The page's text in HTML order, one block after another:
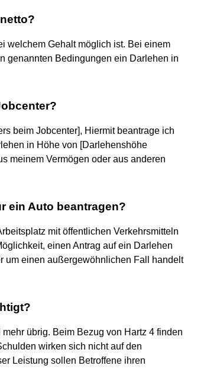
welchem Gehalt möglich ist. Bei einem
genannten Bedingungen ein Darlehen in
beim Jobcenter], Hiermit beantrage ich
in Höhe von [Darlehenshöhe
meinem Vermögen oder aus anderen
ein Auto beantragen?
mit öffentlichen Verkehrsmitteln
einen Antrag auf ein Darlehen
um einen außergewöhnlichen Fall handelt
übrig. Beim Bezug von Hartz 4 finden
wirken sich nicht auf den
Leistung sollen Betroffene ihren